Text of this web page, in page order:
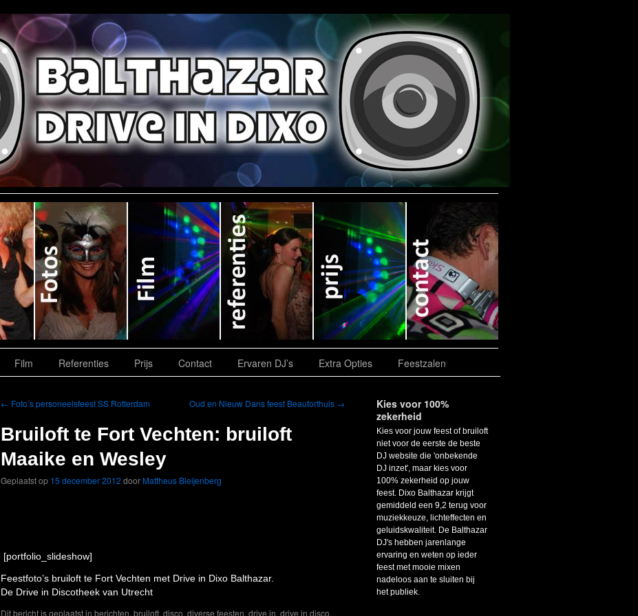
Film Referenties Prijs Contact Ervaren DJ’s Extra Opties Feestzalen
Kies voor 100%
zekerheid
Kies voor jouw feest of bruiloft
niet voor de eerste de beste
DJ website die 'onbekende
DJ inzet', maar kies voor
100% zekerheid op jouw
feest. Dixo Balthazar krijgt
gemiddeld een 9,2 terug voor
muziekkeuze, lichteffecten en
geluidskwaliteit. De Balthazar
DJ's hebben jarenlange
ervaring en weten op ieder
feest met mooie mixen
nadeloos aan te sluiten bij
het publiek.
← Foto’s personeelsfeest SS Rotterdam Oud en Nieuw Dans feest Beauforthuis →
Bruiloft te Fort Vechten: bruiloft
Maaike en Wesley
Geplaatst op 15 december 2012 door Mattheus Bleijenberg
[portfolio_slideshow]
Feestfoto’s bruiloft te Fort Vechten met Drive in Dixo Balthazar.
De Drive in Discotheek van Utrecht
Dit bericht is geplaatst in berichten, bruiloft, disco, diverse feesten, drive in, drive in disco,